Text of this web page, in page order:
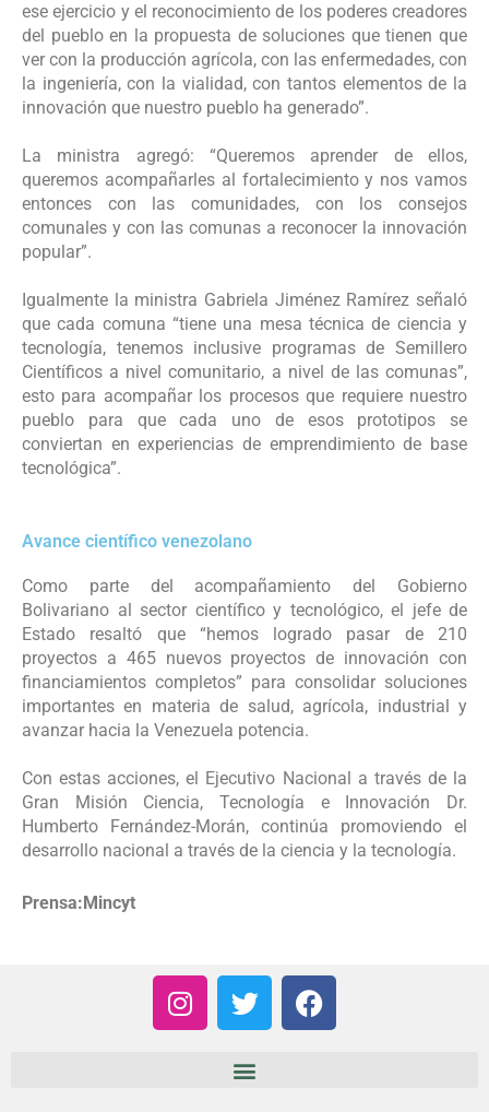
ese ejercicio y el reconocimiento de los poderes creadores
del pueblo en la propuesta de soluciones que tienen que
ver con la producción agrícola, con las enfermedades, con
la ingeniería, con la vialidad, con tantos elementos de la
innovación que nuestro pueblo ha generado”.
La ministra agregó: “Queremos aprender de ellos,
queremos acompañarles al fortalecimiento y nos vamos
entonces con las comunidades, con los consejos
comunales y con las comunas a reconocer la innovación
popular”.
Igualmente la ministra Gabriela Jiménez Ramírez señaló
que cada comuna “tiene una mesa técnica de ciencia y
tecnología, tenemos inclusive programas de Semillero
Científicos a nivel comunitario, a nivel de las comunas”,
esto para acompañar los procesos que requiere nuestro
pueblo para que cada uno de esos prototipos se
conviertan en experiencias de emprendimiento de base
tecnológica”.
Avance científico venezolano
Como parte del acompañamiento del Gobierno
Bolivariano al sector científico y tecnológico, el jefe de
Estado resaltó que “hemos logrado pasar de 210
proyectos a 465 nuevos proyectos de innovación con
financiamientos completos” para consolidar soluciones
importantes en materia de salud, agrícola, industrial y
avanzar hacia la Venezuela potencia.
Con estas acciones, el Ejecutivo Nacional a través de la
Gran Misión Ciencia, Tecnología e Innovación Dr.
Humberto Fernández-Morán, continúa promoviendo el
desarrollo nacional a través de la ciencia y la tecnología.
Prensa:Mincyt
I
n
T
w
t
F
a